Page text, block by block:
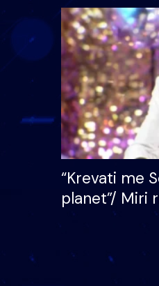
Brother VIP,
çmimin e
mijë eurosh
“Krevati me
planet”/ Miri
bukura në